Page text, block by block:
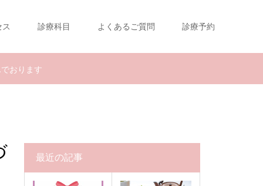
診療科目 よくあるご質問 診療予約
おります
最近の記事